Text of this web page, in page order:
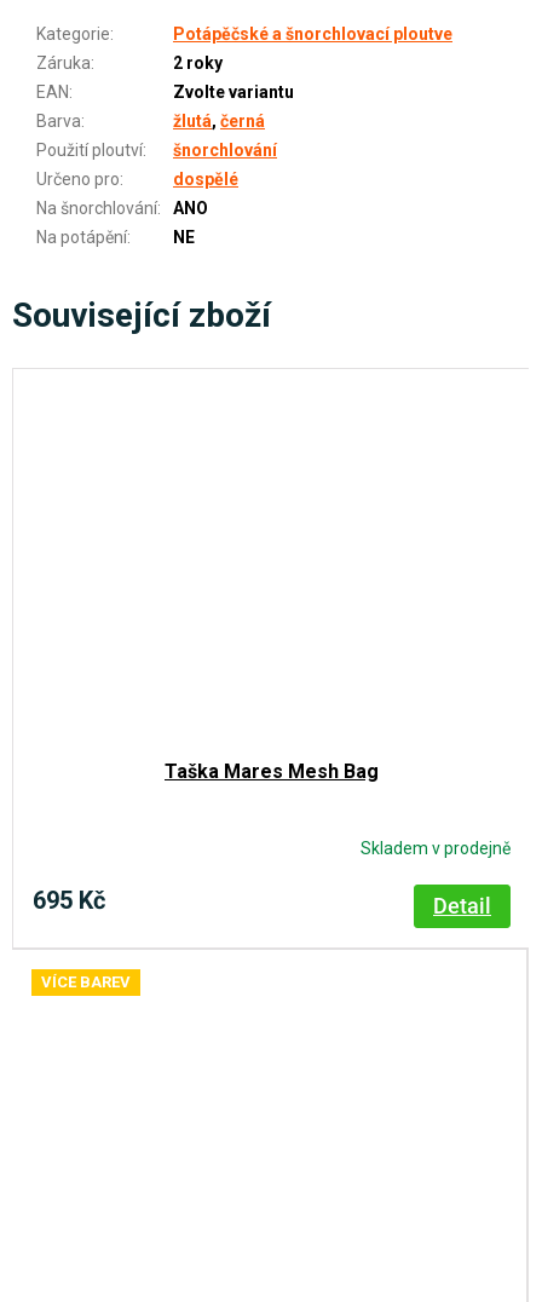
Kategorie:
Potápěčské a šnorchlovací ploutve
Záruka:
2 roky
EAN:
Zvolte variantu
Barva: žlutá, černá
Použití ploutví:
šnorchlování
Určeno pro:
dospělé
Na šnorchlování:
ANO
Na potápění: NE
Související zboží
Taška Mares Mesh Bag
Skladem v prodejně
695 Kč Detail
VÍCE BAREV